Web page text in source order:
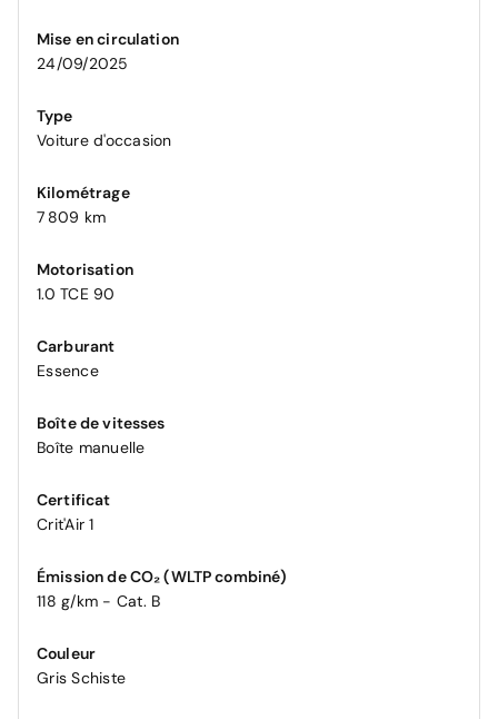
Mise en circulation
24/09/2025
Type
Voiture d'occasion
Kilométrage
7 809 km
Motorisation
1.0 TCE 90
Carburant
Essence
Boîte de vitesses
Boîte manuelle
Certificat
Crit'Air 1
Émission de CO₂ (WLTP combiné)
118 g/km - Cat. B
Couleur
Gris Schiste